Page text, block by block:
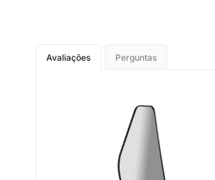
Avaliações Perguntas